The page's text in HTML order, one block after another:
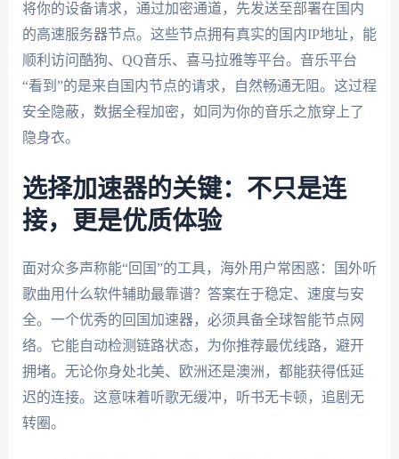
将你的设备请求，通过加密通道，先发送至部署在国内
的高速服务器节点。这些节点拥有真实的国内IP地址，能
顺利访问酷狗、QQ音乐、喜马拉雅等平台。音乐平台
“看到”的是来自国内节点的请求，自然畅通无阻。这过程
安全隐蔽，数据全程加密，如同为你的音乐之旅穿上了
隐身衣。
选择加速器的关键：不只是连
接，更是优质体验
面对众多声称能“回国”的工具，海外用户常困惑：国外听
歌曲用什么软件辅助最靠谱？答案在于稳定、速度与安
全。一个优秀的回国加速器，必须具备全球智能节点网
络。它能自动检测链路状态，为你推荐最优线路，避开
拥堵。无论你身处北美、欧洲还是澳洲，都能获得低延
迟的连接。这意味着听歌无缓冲，听书无卡顿，追剧无
转圈。